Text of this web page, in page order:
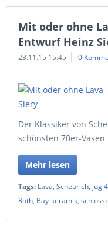
Mit oder ohne
Entwurf Heinz
23.11.15 15:45 0
Der Klassiker von
schönsten 70er-Vasen
Mehr lesen
Tags: Lava, Scheurich, jug
Roth, Bay-keramik,